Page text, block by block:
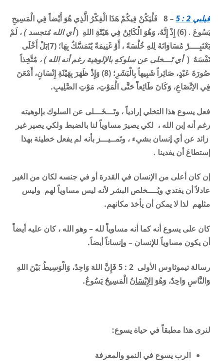
فيلبي 2 : 5
– 8 فَلْيَكُنْ فِيكُمْ هَذَا الْفِكْرُ الَّذِي هُوَ أَيْضاً فِي الْمَسِيحِ
يَسُوعَ . (6) إِذْ إِنَّهُ، وَهُوَ الْكَائِنُ فِي هَيْئَةِ اللهِ (أي الله مُتجسد )، لَمْ
يَعْتَبِــــرْ مُسَاوَاتَهُ لِلهِ خُلْسَةً ، أَوْ غَنِيمَةً يُتَمَسَّكُ بِهَا؛ (7)بَلْ أَخْلَى
نَفْسَهُ (أي تَـــخلى عن سلوكهِ بالإلوهية رغم أنه الله ) ، مُتَّخِذاً
صُورَةَ عَبْدٍ، صَائِراً شَبِيهاً بِالْبَشَرِ؛ (8) وَإِذْ ظَهَرَ بِهَيْئَةِ إِنْسَانٍ، أَمْعَنَ
فِي الاِتِّضَاعِ، وَكَانَ طَائِعاً حَتَّى الْمَوْتِ، مَوْتِ الصَّلِيبِ.
فعل يسوع هذا التخلي إرادياً ، وتَـــخَـــلى عن السلوك بإلوهيته
رغم أنه إبن الله ، لكي يصيرَ مساوياً لنا بالضبط ولكي يصير غير
زائد عن أي إنسان بشيء ، وتَمــيـــز بأنه لم يفعل خطيئة بهذا
إستطاعَ أن يفدينا .
إن كان أعلى من الإنسان في القدرة أو في جنسه لكان من الغير
عادلاً أن يفتدي ويُــــخلص البشر لأنه ليس مساوياً لهم وليس
مثلهم لذا لا يمكن أن يأخذ مكانهم.
كان على يسوع أنه كما أنه مساوياً لله – وهو الله ، كان عليه أيضاً
أن يكون مساوياً للإنسان – وإنساناً أيضاً.
رسالة تيموثاوس الأولى 2 : 5 فَإِنَّ اللهَ وَاحِدٌ، وَالْوَسِيطُ بَيْنَ اللهِ
وَالنَّاسِ وَاحِدٌ، وَهُوَ الإِنْسَانُ الْمَسِيحُ يَسُوعُ.
لنرى هذا مطبقاً في حياة يسوع:
الرب يسوع في النمو والمعرفة